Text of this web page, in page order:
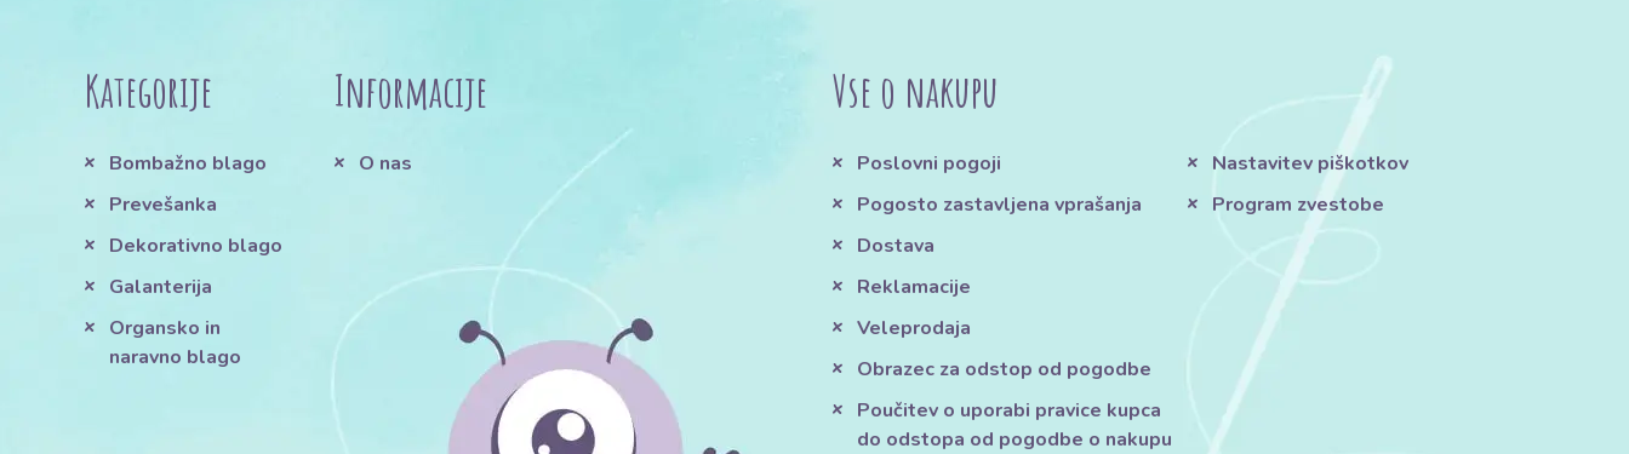
Kategorije
Bombažno blago
Prevešanka
Dekorativno blago
Galanterija
Organsko in
naravno blago
Informacije
O nas
Vse o nakupu
Poslovni pogoji
Pogosto zastavljena vprašanja
Dostava
Reklamacije
Veleprodaja
Obrazec za odstop od pogodbe
Poučitev o uporabi pravice kupca
do odstopa od pogodbe o nakupu
Nastavitev piškotkov
Program zvestobe